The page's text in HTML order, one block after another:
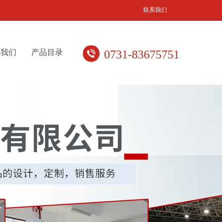
们 产品目录 0731-83675751
联系我们